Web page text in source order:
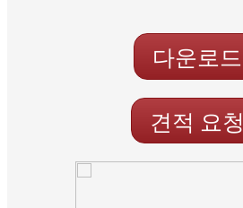
다운로드
견적 요청